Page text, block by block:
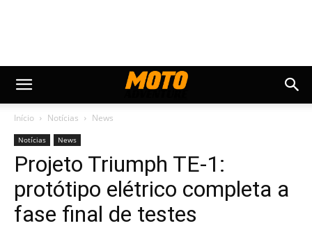
Início Notícias News
Notícias News
Projeto Triumph TE-1:
protótipo elétrico completa a
fase final de testes